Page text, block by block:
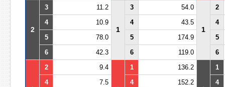
2
3 11.2
1
3 54.0
1
2
4
10.9 4 43.5
4
5
78.0 5 174.9
5
6
42.3 6 119.0 6
2 9.4 1 136.2
1
4
7.5 4 152.2
4